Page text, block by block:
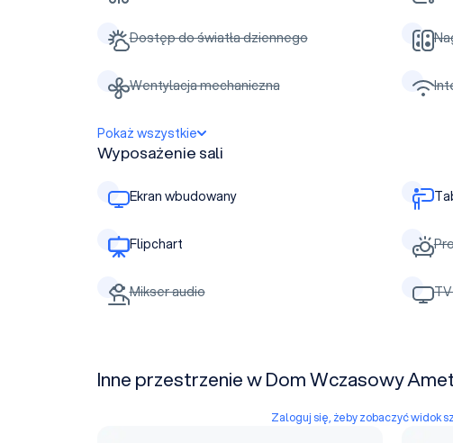
Dostęp do światła dziennego
Wentylacja mechaniczna
Pokaż wszystkie
Wyposażenie sali
Ekran wbudowany
Flipchart
Mikser audio
Inne przestrzenie w Dom Wczasowy
Zaloguj się, żeby zobaczyć widok